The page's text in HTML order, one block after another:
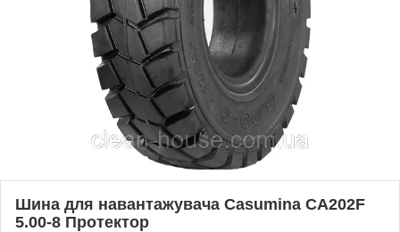
Шина для навантажувача Casumina CA202F
5.00-8 Протектор